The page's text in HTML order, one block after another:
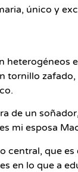
único y
heterogéneos
tornillo
de un
mi esposa
central, que
en lo que a